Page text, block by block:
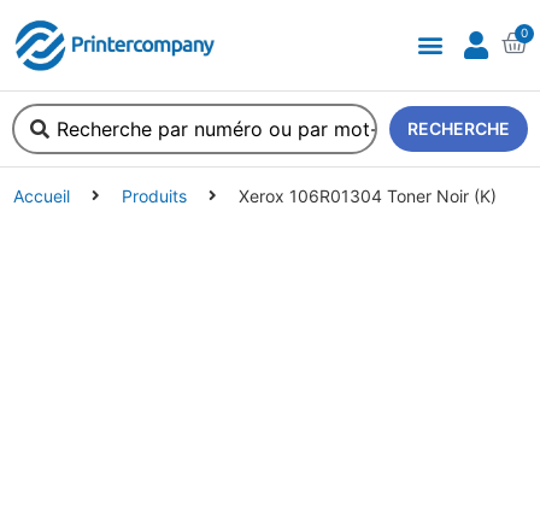
0
RECHERCHE
Accueil Produits Xerox 106R01304 Toner Noir (K)